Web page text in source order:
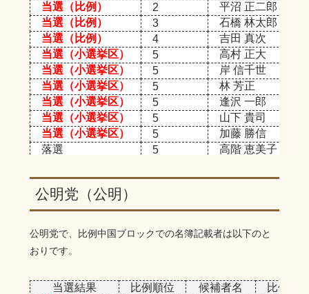
当選（比例）
2 平沼 正二郎
当選（比例）
3 石橋 林太郎
当選（比例）
4 吉田 真次
当選（小選挙区）
5 高村 正大
当選（小選挙区）
5 岸 信千世
当選（小選挙区）
5 林 芳正
当選（小選挙区）
5 逢沢 一郎
当選（小選挙区）
5 山下 貴司
当選（小選挙区）
5 加藤 勝信
落選
5 高階 恵美子
当選（比例）
5 寺田 稔
落選
当選（小選挙区）
5 小林 史明
当選（小選挙区）
5 赤沢 亮正
落選
公明党（公明）
公明党で、比例中国ブロックでの名簿記載者は以下のと
おりです。
当選結果 比例順位 候補者名
比例単